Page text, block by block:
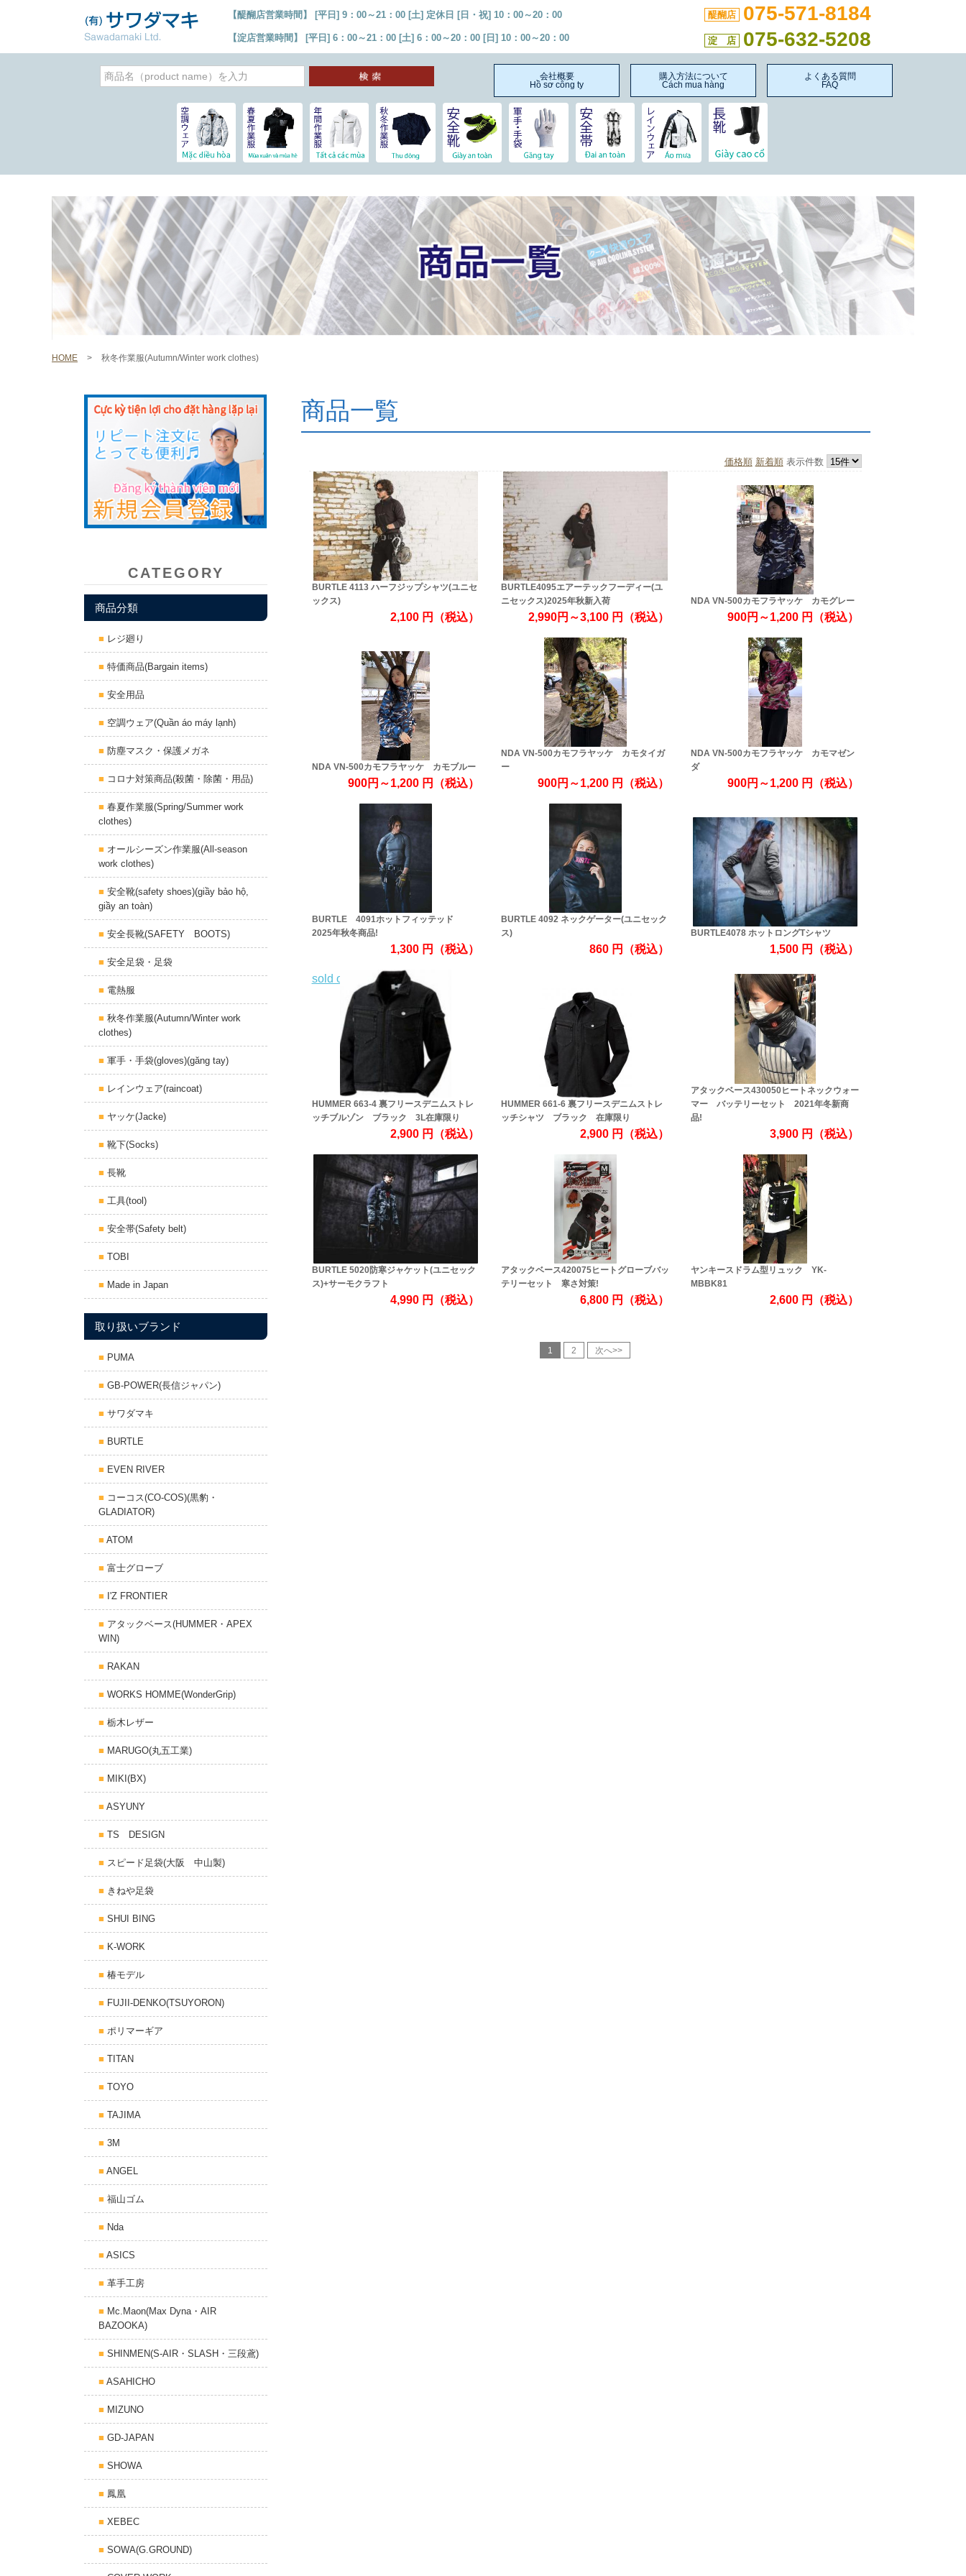
【醍醐店営業時間】 [平日] 9：00～21：00 [土] 定休日 [日・祝] 10：00～20：00
【淀店営業時間】 [平日] 6：00～21：00 [土] 6：00～20：00 [日] 10：00～20：00
醍醐店 075-571-8184
淀 店 075-632-5208
会社概要
Hồ sơ công ty
購入方法について
Cách mua hàng
よくある質問
FAQ
HOME > 秋冬作業服(Autumn/Winter work clothes)
商品一覧
価格順 新着順 表示件数
BURTLE 4113 ハーフジップシャツ(ユニセ
ックス)
2,100 円 （税込）
BURTLE4095エアーテックフーディー(ユ
ニセックス)2025年秋新入荷
2,990円～3,100 円 （税込）
NDA VN-500カモフラヤッケ カモグレー
900円～1,200 円 （税込）
NDA VN-500カモフラヤッケ カモブルー
900円～1,200 円 （税込）
NDA VN-500カモフラヤッケ カモタイガ
ー
900円～1,200 円 （税込）
NDA VN-500カモフラヤッケ カモマゼン
ダ
900円～1,200 円 （税込）
BURTLE 4091ホットフィッテッド
2025年秋冬商品!
1,300 円 （税込）
BURTLE 4092 ネックゲーター(ユニセック
ス)
860 円 （税込）
BURTLE4078 ホットロングTシャツ
1,500 円 （税込）
sold out
HUMMER 663-4 裏フリースデニムストレ
ッチブルゾン ブラック 3L在庫限り
2,900 円 （税込）
HUMMER 661-6 裏フリースデニムストレ
ッチシャツ ブラック 在庫限り
2,900 円 （税込）
アタックベース430050ヒートネックウォー
マー バッテリーセット 2021年冬新商
品!
3,900 円 （税込）
BURTLE 5020防寒ジャケット(ユニセック
ス)+サーモクラフト
4,990 円 （税込）
アタックベース420075ヒートグローブバッ
テリーセット 寒さ対策!
6,800 円 （税込）
ヤンキースドラム型リュック YK-
MBBK81
2,600 円 （税込）
1 2 次へ>>
CATEGORY
商品分類
レジ廻り
特価商品(Bargain items)
安全用品
空調ウェア(Quần áo máy lạnh)
防塵マスク・保護メガネ
コロナ対策商品(殺菌・除菌・用品)
春夏作業服(Spring/Summer work
clothes)
オールシーズン作業服(All-season
work clothes)
安全靴(safety shoes)(giầy bảo hộ,
giầy an toàn)
安全長靴(SAFETY BOOTS)
安全足袋・足袋
電熱服
秋冬作業服(Autumn/Winter work
clothes)
軍手・手袋(gloves)(găng tay)
レインウェア(raincoat)
ヤッケ(Jacke)
靴下(Socks)
長靴
工具(tool)
安全帯(Safety belt)
TOBI
Made in Japan
取り扱いブランド
PUMA
GB-POWER(長信ジャパン)
サワダマキ
BURTLE
EVEN RIVER
コーコス(CO-COS)(黒豹・
GLADIATOR)
ATOM
富士グローブ
I'Z FRONTIER
アタックベース(HUMMER・APEX
WIN)
RAKAN
WORKS HOMME(WonderGrip)
栃木レザー
MARUGO(丸五工業)
MIKI(BX)
ASYUNY
TS DESIGN
スピード足袋(大阪 中山製)
きねや足袋
SHUI BING
K-WORK
椿モデル
FUJII-DENKO(TSUYORON)
ポリマーギア
TITAN
TOYO
TAJIMA
3M
ANGEL
福山ゴム
Nda
ASICS
革手工房
Mc.Maon(Max Dyna・AIR
BAZOOKA)
SHINMEN(S-AIR・SLASH・三段鳶)
ASAHICHO
MIZUNO
GD-JAPAN
SHOWA
鳳凰
XEBEC
SOWA(G.GROUND)